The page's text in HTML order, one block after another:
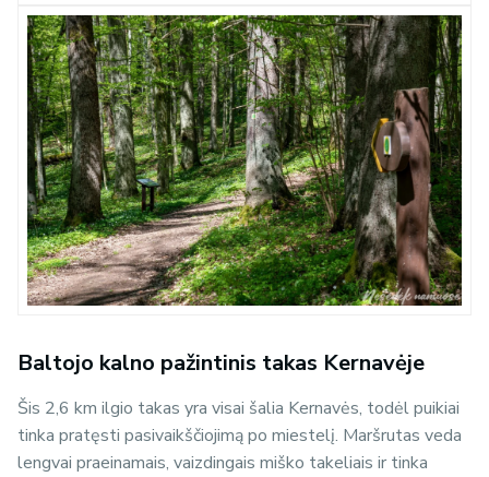
Baltojo kalno pažintinis takas Kernavėje
Šis 2,6 km ilgio takas yra visai šalia Kernavės, todėl puikiai
tinka pratęsti pasivaikščiojimą po miestelį. Maršrutas veda
lengvai praeinamais, vaizdingais miško takeliais ir tinka